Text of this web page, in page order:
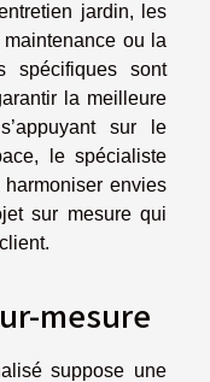
jardin, les
ou la
spécifiques sont
la meilleure
sur le
le spécialiste
envies
sur mesure qui
mesure
suppose une